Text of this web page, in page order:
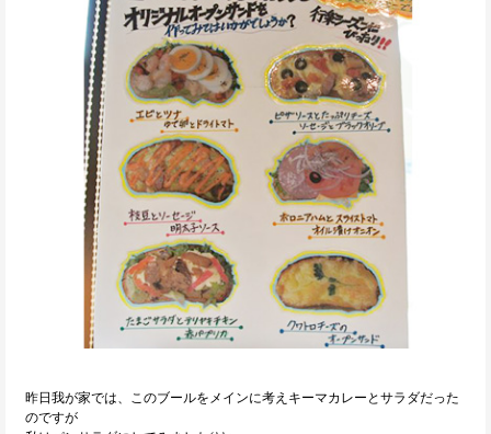
昨日我が家では、このブールをメインに考えキーマカレーとサラダだった
のですが